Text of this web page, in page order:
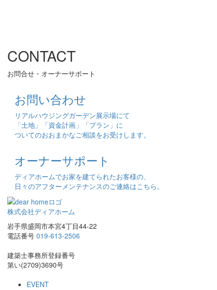
CONTACT
お問合せ・オーナーサポート
お問い合わせ
リアルハウジングガーデン展示場にて
「土地」「資金計画」「プラン」に
ついてのおおまかなご相談をお受けします。
オーナーサポート
ディアホームでお家を建てられたお客様の、
日々のアフターメンテナンスのご連絡はこちら。
株式会社ディアホーム
岩手県盛岡市本宮4丁目44-22
電話番号 019-613-2506
建築士事務所登録番号
第い(2709)3690号
EVENT